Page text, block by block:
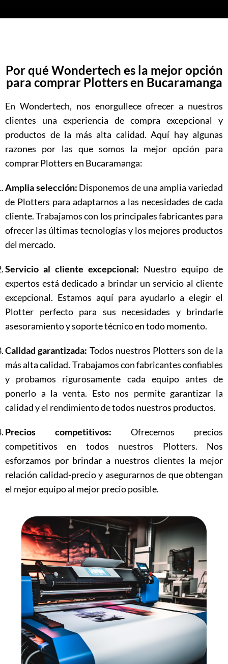
Por qué Wondertech es la mejor opción
para comprar Plotters en Bucaramanga
En Wondertech, nos enorgullece ofrecer a nuestros
clientes una experiencia de compra excepcional y
productos de la más alta calidad. Aquí hay algunas
razones por las que somos la mejor opción para
comprar Plotters en Bucaramanga:
Amplia selección: Disponemos de una amplia variedad
de Plotters para adaptarnos a las necesidades de cada
cliente. Trabajamos con los principales fabricantes para
ofrecer las últimas tecnologías y los mejores productos
del mercado.
Servicio al cliente excepcional: Nuestro equipo de
expertos está dedicado a brindar un servicio al cliente
excepcional. Estamos aquí para ayudarlo a elegir el
Plotter perfecto para sus necesidades y brindarle
asesoramiento y soporte técnico en todo momento.
Calidad garantizada: Todos nuestros Plotters son de la
más alta calidad. Trabajamos con fabricantes confiables
y probamos rigurosamente cada equipo antes de
ponerlo a la venta. Esto nos permite garantizar la
calidad y el rendimiento de todos nuestros productos.
Precios competitivos: Ofrecemos precios
competitivos en todos nuestros Plotters. Nos
esforzamos por brindar a nuestros clientes la mejor
relación calidad-precio y asegurarnos de que obtengan
el mejor equipo al mejor precio posible.